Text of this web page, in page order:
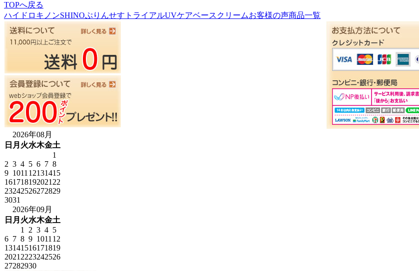
TOPへ戻る
ハイドロキノンSHINOぷりんせす トライアルUVケアベースクリームお客様の声商品一覧
2026年08月
日 月 火水木金土
1
2 3 4 5 6 7 8
9 101112131415
16171819202122
23242526272829
3031
2026年09月
日 月 火水木金土
1 2 3 4 5
6 7 8 9 101112
13141516171819
20212223242526
27282930